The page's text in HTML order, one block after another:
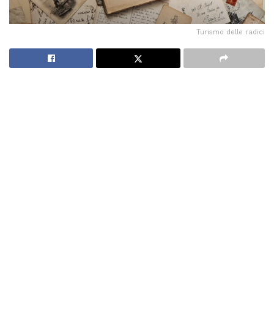
Turismo delle radici